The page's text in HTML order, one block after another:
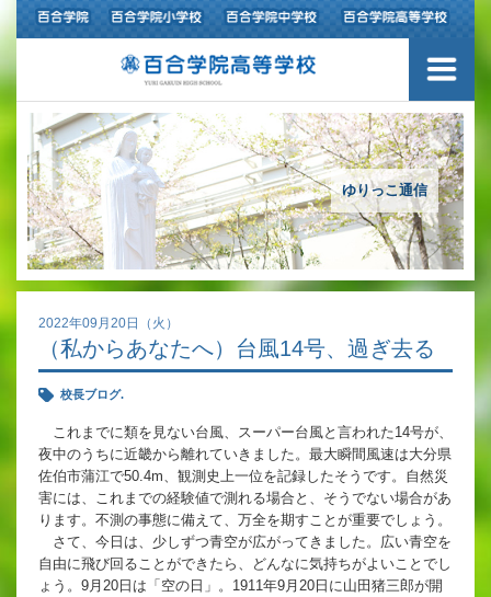
ゆりっこ通信
2022年09月20日（火）
（私からあなたへ）台風14号、過ぎ去る
校長ブログ.
これまでに類を見ない台風、スーパー台風と言われた14号が、
夜中のうちに近畿から離れていきました。最大瞬間風速は大分県
佐伯市蒲江で50.4m、観測史上一位を記録したそうです。自然災
害には、これまでの経験値で測れる場合と、そうでない場合があ
ります。不測の事態に備えて、万全を期すことが重要でしょう。
さて、今日は、少しずつ青空が広がってきました。広い青空を
自由に飛び回ることができたら、どんなに気持ちがよいことでし
ょう。9月20日は「空の日」。1911年9月20日に山田猪三郎が開
学校紹介
アクセスマップ
沿革
アカデミックリサーチコース
充実のフォローアップ体制
英語教育
両コース共通の取り組み